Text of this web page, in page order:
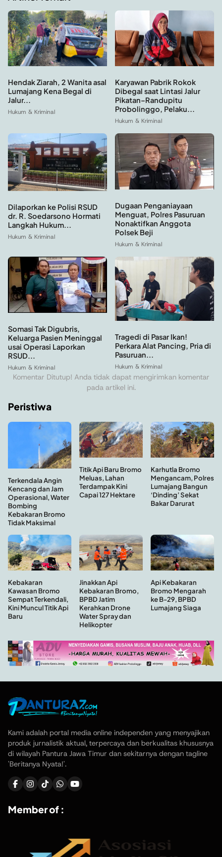
Hendak Ziarah, 2 Wanita asal
Lumajang Kena Begal di
Jalur...
Hukum & Kriminal
Karyawan Pabrik Rokok
Dibegal saat Lintasi Jalur
Pikatan–Randupitu
Probolinggo, Pelaku...
Hukum & Kriminal
Dilaporkan ke Polisi RSUD
dr. R. Soedarsono Hormati
Langkah Hukum...
Hukum & Kriminal
Dugaan Penganiayaan
Menguat, Polres Pasuruan
Nonaktifkan Anggota
Polsek Beji
Hukum & Kriminal
Somasi Tak Digubris,
Keluarga Pasien Meninggal
usai Operasi Laporkan
RSUD...
Hukum & Kriminal
Tragedi di Pasar Ikan!
Perkara Alat Pancing, Pria di
Pasuruan...
Hukum & Kriminal
Komentar Ditutup! Anda tidak dapat mengirimkan komentar
pada artikel ini.
Peristiwa
Terkendala Angin
Kencang dan Jam
Operasional, Water
Bombing
Kebakaran Bromo
Tidak Maksimal
Titik Api Baru Bromo
Meluas, Lahan
Terdampak Kini
Capai 127 Hektare
Karhutla Bromo
Mengancam, Polres
Lumajang Bangun
‘Dinding’ Sekat
Bakar Darurat
Kebakaran
Kawasan Bromo
Sempat Terkendali,
Kini Muncul Titik Api
Baru
Jinakkan Api
Kebakaran Bromo,
BPBD Jatim
Kerahkan Drone
Water Spray dan
Helikopter
Api Kebakaran
Bromo Mengarah
ke B-29, BPBD
Lumajang Siaga
Kami adalah portal media online independen yang menyajikan
produk jurnalistik aktual, terpercaya dan berkualitas khususnya
di wilayah Pantura Jawa Timur dan sekitarnya dengan tagline
'Beritanya Nyata!'.
Member of :